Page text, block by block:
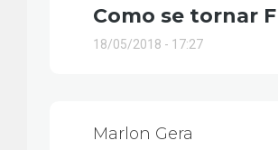
Como se tornar
18/05/2018 - 17:27
Marlon Gera